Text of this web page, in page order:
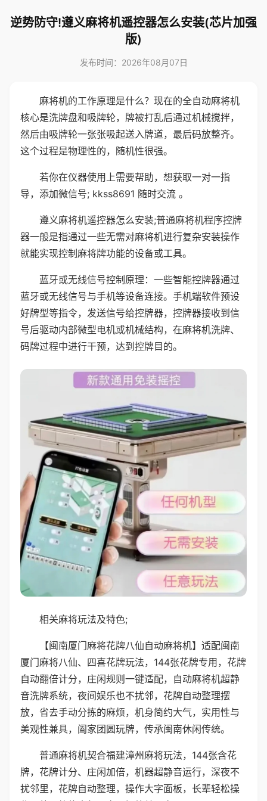
逆势防守!遵义麻将机遥控器怎么安装(芯片加强
版)
发布时间：2026年08月07日
麻将机的工作原理是什么？现在的全自动麻将机
核心是洗牌盘和吸牌轮，牌被打乱后通过机械搅拌，
然后由吸牌轮一张张吸起送入牌道，最后码放整齐。
这个过程是物理性的，随机性很强。
若你在仪器使用上需要帮助，想获取一对一指
导，添加微信号; kkss8691 随时交流 。
遵义麻将机遥控器怎么安装;普通麻将机程序控牌
器一般是指通过一些无需对麻将机进行复杂安装操作
就能实现控制麻将牌功能的设备或工具。
蓝牙或无线信号控制原理：一些智能控牌器通过
蓝牙或无线信号与手机等设备连接。手机端软件预设
好牌型等指令，发送信号给控牌器，控牌器接收到信
号后驱动内部微型电机或机械结构，在麻将机洗牌、
码牌过程中进行干预，达到控牌目的。
相关麻将玩法及特色;
【闽南厦门麻将花牌八仙自动麻将机】适配闽南
厦门麻将八仙、四喜花牌玩法，144张花牌专用，花牌
自动翻倍计分，庄闲规则一键适配，自动麻将机超静
音洗牌系统，夜间娱乐也不扰邻，花牌自动整理摆
放，省去手动分拣的麻烦，机身简约大气，实用性与
美观性兼具，阖家团圆玩牌，传承闽南休闲传统。
普通麻将机契合福建漳州麻将玩法，144张含花
牌，花牌计分、庄闲加倍，机器超静音运行，深夜不
扰邻里，花牌自动整理，操作大字面板，长辈轻松操